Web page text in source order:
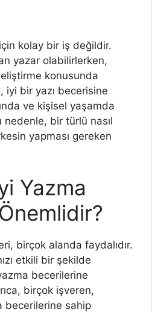
kolay bir iş değildir.
yazar olabilirlerken,
konusunda
iyi bir yazı becerisine
ve kişisel yaşamda
nedenle, bir türlü nasıl
yapması gereken
Yazma
birçok alanda faydalıdır.
etkili bir şekilde
becerilerine
birçok işveren,
becerilerine sahip